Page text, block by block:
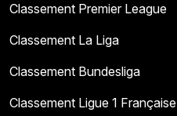
Classement Premier League
Classement La Liga
Classement Bundesliga
Classement Ligue 1 Française